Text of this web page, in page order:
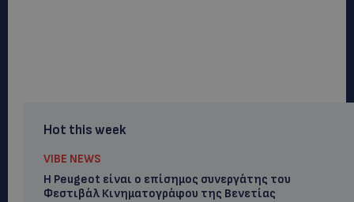
Hot this week
VIBE NEWS
Η Peugeot είναι ο επίσημος συνεργάτης του
Φεστιβάλ Κινηματογράφου της Βενετίας